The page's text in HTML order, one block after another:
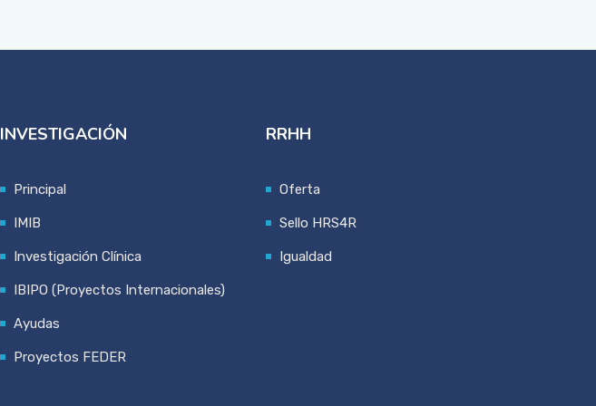
INVESTIGACIÓN
Principal
IMIB
Investigación Clínica
IBIPO (Proyectos Internacionales)
Ayudas
Proyectos FEDER
RRHH
Oferta
Sello HRS4R
Igualdad